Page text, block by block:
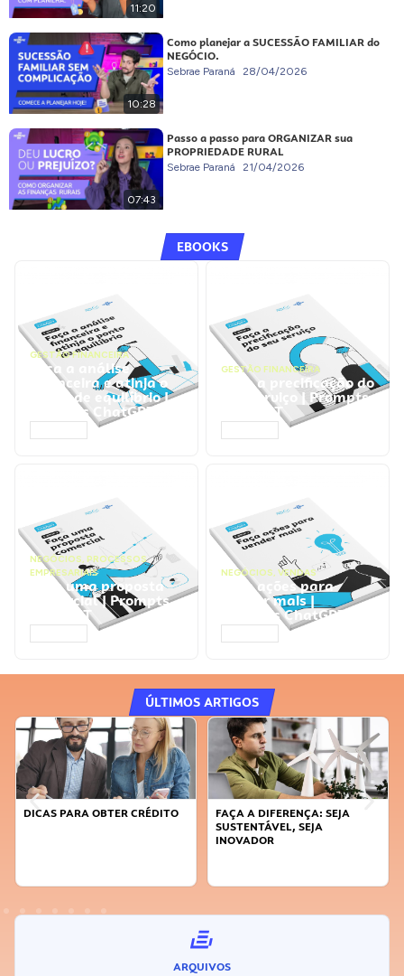
11:20
10:28
Como planejar a SUCESSÃO FAMILIAR do
NEGÓCIO.
Sebrae Paraná 28/04/2026
07:43
Passo a passo para ORGANIZAR sua
PROPRIEDADE RURAL
Sebrae Paraná 21/04/2026
EBOOKS
GESTÃO FINANCEIRA
Faça a análise
financeira e atinja o
ponto de equilíbrio |
Prompts ChatGPT
GESTÃO FINANCEIRA
Faça a precificação do
seu serviço | Prompts
ChatGPT
NEGÓCIOS, PROCESSOS
EMPRESARIAIS
Faça uma proposta
comercial | Prompts
ChatGPT
NEGÓCIOS, VENDAS
Faça ações para
vender mais |
Prompts ChatGPT
ÚLTIMOS ARTIGOS
DICAS PARA OBTER CRÉDITO
FAÇA A DIFERENÇA: SEJA
SUSTENTÁVEL, SEJA
INOVADOR
ARQUIVOS